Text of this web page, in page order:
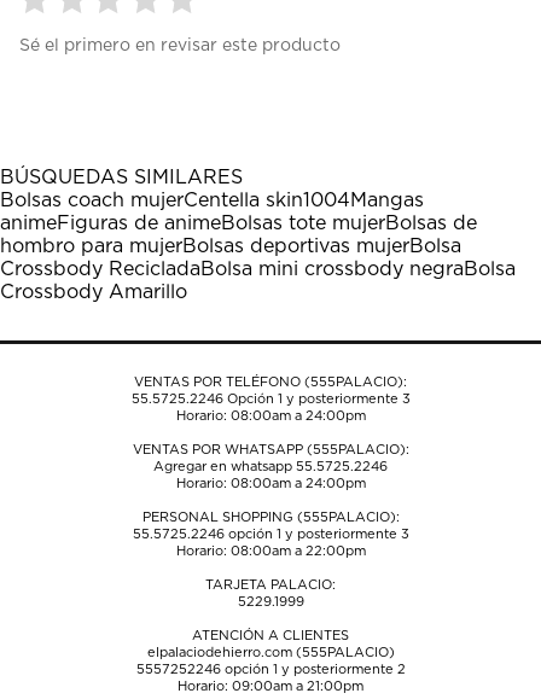
para
1
estrella
Esta
acción
abrirá
el
formulario
envío.
para
estrellas.
Esta
acción
abrirá
el
formulario
envío.
para
estrellas.
Esta
acción
abrirá
el
formulario
envío.
para
estrellas.
Esta
acción
abrirá
el
formulario
envío.
para
estrellas.
Esta
acción
abrirá
el
formulario
envío.
Sé el primero en revisar este producto
BÚSQUEDAS SIMILARES
Bolsas coach mujerCentella skin1004Mangas
animeFiguras de animeBolsas tote mujerBolsas de
hombro para mujerBolsas deportivas mujerBolsa
Crossbody RecicladaBolsa mini crossbody negraBolsa
Crossbody Amarillo
VENTAS POR TELÉFONO (555PALACIO):
55.5725.2246Opción 1 y posteriormente 3
Horario: 08:00am a 24:00pm
VENTAS POR WHATSAPP (555PALACIO):
Agregar en whatsapp 55.5725.2246
Horario: 08:00am a 24:00pm
PERSONAL SHOPPING (555PALACIO):
55.5725.2246opción 1 y posteriormente 3
Horario: 08:00am a 22:00pm
TARJETA PALACIO:
5229.1999
ATENCIÓN A CLIENTES
elpalaciodehierro.com (555PALACIO)
5557252246opción 1 y posteriormente 2
Horario: 09:00am a 21:00pm